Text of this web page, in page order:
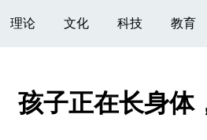
理论 文化 科技 教育
孩子正在长身体